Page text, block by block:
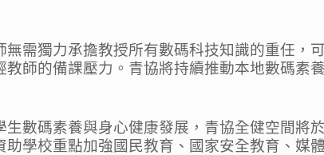
無需獨力承擔教授所有數碼科技知識的重任，
教師的備課壓力。青協將持續推動本地數碼素
生數碼素養與身心健康發展，青協全健空間將
助學校重點加強國民教育、國家安全教育、媒